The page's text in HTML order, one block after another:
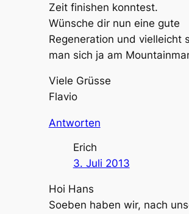
Zeit finishen konntest.
Wünsche dir nun eine gute
Regeneration und vielleicht
man sich ja am
Viele Grüsse
Flavio
Antworten
Erich
3. Juli 2013
Hoi Hans
Soeben haben wir, nach